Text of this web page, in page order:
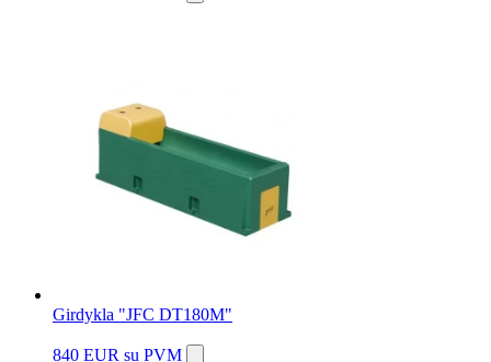
Girdykla "JFC DT180M"
840 EUR su PVM